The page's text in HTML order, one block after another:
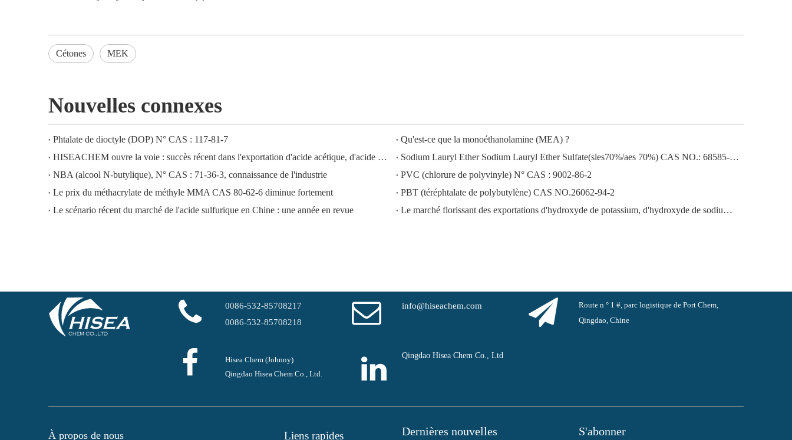
Cétones MEK
Nouvelles connexes
Phtalate de dioctyle (DOP) N° CAS : 117-81-7
Qu'est-ce que la monoéthanolamine (MEA) ?
HISEACHEM ouvre la voie : succès récent dans l'exportation d'acide acétique, d'acide oxalique, d'acide sulfurique, d'acide nitrique, de soude caustique, d'alcali liquide et de métabisulfite de sodium depuis la Chine
Sodium Lauryl Ether Sodium Lauryl Ether Sulfate(sles70%/aes 70%) CAS NO.: 68585-34-2sles70%/aes 70%) CAS NO.: 68585-34-2
NBA (alcool N-butylique), N° CAS : 71-36-3, connaissance de l'industrie
PVC (chlorure de polyvinyle) N° CAS : 9002-86-2
Le prix du méthacrylate de méthyle MMA CAS 80-62-6 diminue fortement
PBT (téréphtalate de polybutylène) CAS NO.26062-94-2
Le scénario récent du marché de l'acide sulfurique en Chine : une année en revue
Le marché florissant des exportations d'hydroxyde de potassium, d'hydroxyde de sodium et de peroxyde d'hydrogène depuis la Chine : un examen de l'année écoulée
0086-532-85708217
0086-532-85708218
info@hiseachem.com
Route n ° 1 #, parc logistique de Port Chem,
Qingdao, Chine
Hisea Chem (Johnny)
Qingdao Hisea Chem Co., Ltd.
Qingdao Hisea Chem Co., Ltd
À propos de nous Liens rapides Dernières nouvelles S'abonner